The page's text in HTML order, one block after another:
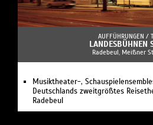
AUFFÜHRUNGEN /
LANDESBÜHNEN
Radebeul, Meißner
Musiktheater-,
Deutschlands zweitgrößtes
Radebeul